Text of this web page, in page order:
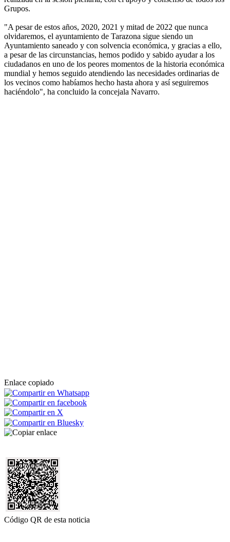
Grupos.
"A pesar de estos años, 2020, 2021 y mitad de 2022 que nunca
olvidaremos, el ayuntamiento de Tarazona sigue siendo un
Ayuntamiento saneado y con solvencia económica, y gracias a ello,
a pesar de las circunstancias, hemos podido y sabido ayudar a los
ciudadanos en uno de los peores momentos de la historia económica
mundial y hemos seguido atendiendo las necesidades ordinarias de
los vecinos como habíamos hecho hasta ahora y así seguiremos
haciéndolo", ha concluido la concejala Navarro.
Enlace copiado
Código QR de esta noticia